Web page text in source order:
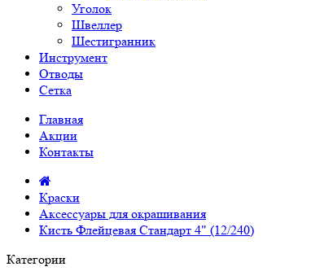
Уголок
Швеллер
Шестигранник
Инструмент
Отводы
Сетка
Главная
Акции
Контакты
Краски
Аксессуары для окрашивания
Кисть Флейцевая Стандарт 4" (12/240)
Категории